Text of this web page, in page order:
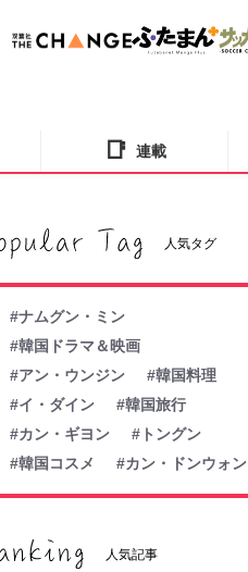
📑 連載
人気タグ
#ナムグン・ミン
#韓国ドラマ＆映画
#アン・ウンジン
#韓国料理
#イ・ダイン
#韓国旅行
#カン・ギヨン
#トングン
#韓国コスメ
#カン・ドンウォン
人気記事